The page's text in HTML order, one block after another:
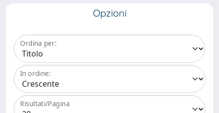
Opzioni
Ordina per:
In ordine:
Risultati/Pagina